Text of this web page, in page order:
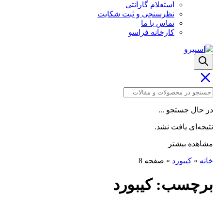
استعلام گارانتی
نظرسنجی و ثبت شکایت
تماس با ما
کارخانه فراسو
در حال جستجو ...
نتیجه‌ای یافت نشد.
مشاهده بیشتر
خانه » کیبورد » صفحه 8
برچسب:کیبورد